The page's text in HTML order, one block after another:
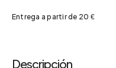
Entrega a partir de 20 €
Descripción